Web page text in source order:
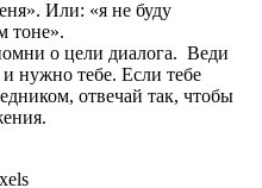
Или: «я не буду
тоне».
о цели диалога. Веди
нужно тебе. Если тебе
отвечай так, чтобы